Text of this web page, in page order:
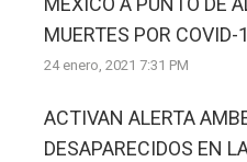
MUERTES POR COVID-
24 enero, 2021 7:31 PM
ACTIVAN ALERTA
DESAPARECIDOS EN